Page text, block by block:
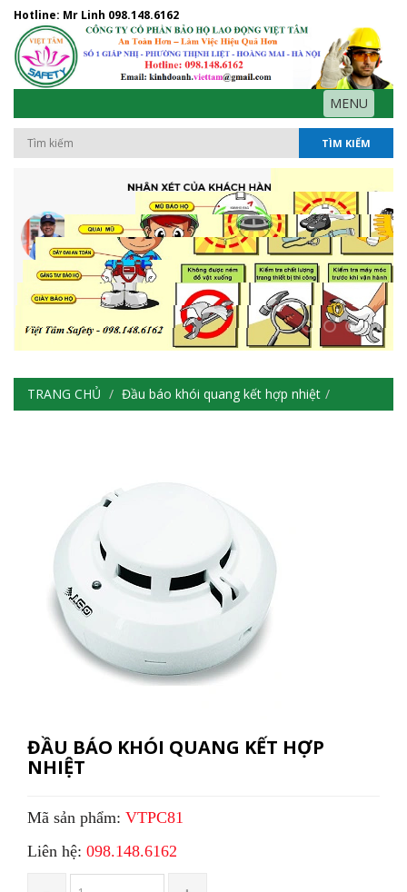
Hotline: Mr Linh 098.148.6162
MENU
TÌM KIẾM
TRANG CHỦ Đầu báo khói quang kết hợp nhiệt
ĐẦU BÁO KHÓI QUANG KẾT HỢP
NHIỆT
Mã sản phẩm: VTPC81
Liên hệ: 098.148.6162